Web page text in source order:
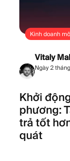
Kinh doanh
Vitaly
Ngày 2
Khởi
phương:
trả tốt
quát